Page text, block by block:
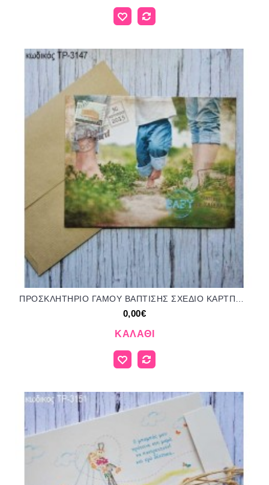
ΠΡΟΣΚΛΗΤΗΡΙΟ ΓΑΜΟΥ ΒΑΠΤΙΣΗΣ ΣΧΕΔΙΟ ΚΑΡΤΠΟΣΤΑΛ ΤΡ-3147
0,00€
ΚΑΛΆΘΙ